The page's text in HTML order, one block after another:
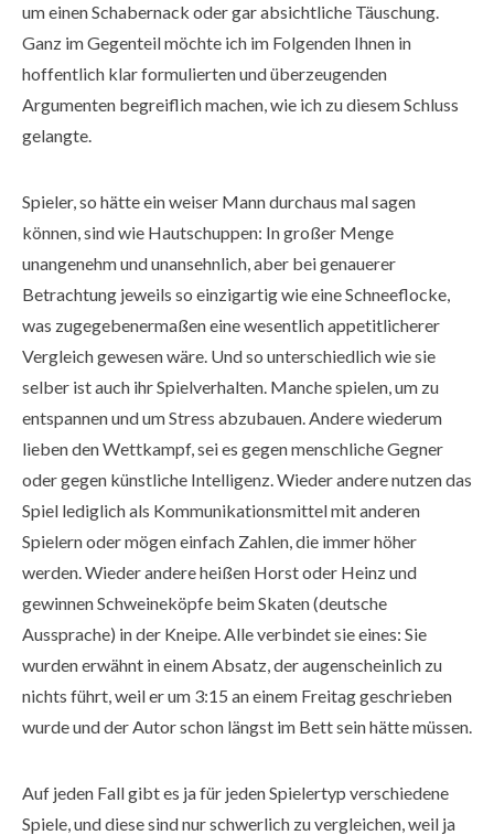
um einen Schabernack oder gar absichtliche Täuschung.
Ganz im Gegenteil möchte ich im Folgenden Ihnen in
hoffentlich klar formulierten und überzeugenden
Argumenten begreiflich machen, wie ich zu diesem Schluss
gelangte.
Spieler, so hätte ein weiser Mann durchaus mal sagen
können, sind wie Hautschuppen: In großer Menge
unangenehm und unansehnlich, aber bei genauerer
Betrachtung jeweils so einzigartig wie eine Schneeflocke,
was zugegebenermaßen eine wesentlich appetitlicherer
Vergleich gewesen wäre. Und so unterschiedlich wie sie
selber ist auch ihr Spielverhalten. Manche spielen, um zu
entspannen und um Stress abzubauen. Andere wiederum
lieben den Wettkampf, sei es gegen menschliche Gegner
oder gegen künstliche Intelligenz. Wieder andere nutzen das
Spiel lediglich als Kommunikationsmittel mit anderen
Spielern oder mögen einfach Zahlen, die immer höher
werden. Wieder andere heißen Horst oder Heinz und
gewinnen Schweineköpfe beim Skaten (deutsche
Aussprache) in der Kneipe. Alle verbindet sie eines: Sie
wurden erwähnt in einem Absatz, der augenscheinlich zu
nichts führt, weil er um 3:15 an einem Freitag geschrieben
wurde und der Autor schon längst im Bett sein hätte müssen.
Auf jeden Fall gibt es ja für jeden Spielertyp verschiedene
Spiele, und diese sind nur schwerlich zu vergleichen, weil ja